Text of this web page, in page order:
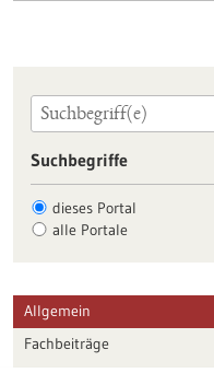
Suchbegriffe
dieses Portal
alle Portale
Allgemein
Fachbeiträge